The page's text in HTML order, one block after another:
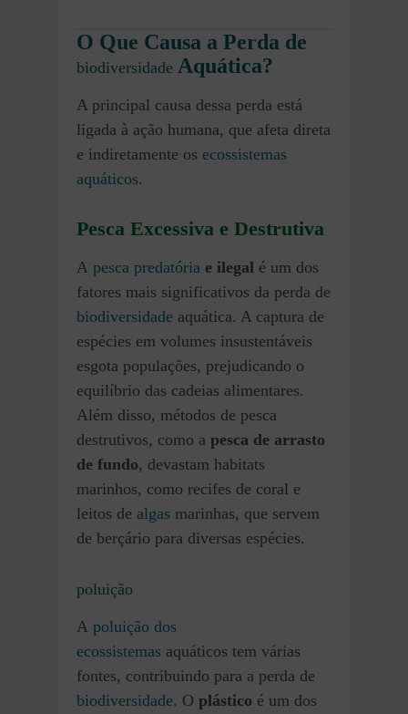
O Que Causa a Perda de
biodiversidade Aquática?
A principal causa dessa perda está
ligada à ação humana, que afeta direta
e indiretamente os ecossistemas
aquáticos.
Pesca Excessiva e Destrutiva
A pesca predatória e ilegal é um dos
fatores mais significativos da perda de
biodiversidade aquática. A captura de
espécies em volumes insustentáveis
esgota populações, prejudicando o
equilíbrio das cadeias alimentares.
Além disso, métodos de pesca
destrutivos, como a pesca de arrasto
de fundo, devastam habitats
marinhos, como recifes de coral e
leitos de algas marinhas, que servem
de berçário para diversas espécies.
poluição
A poluição dos
ecossistemas aquáticos tem várias
fontes, contribuindo para a perda de
biodiversidade. O plástico é um dos